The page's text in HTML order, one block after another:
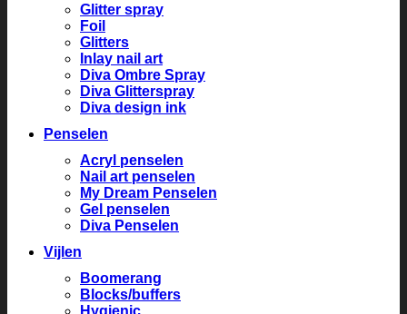
Glitter spray
Foil
Glitters
Inlay nail art
Diva Ombre Spray
Diva Glitterspray
Diva design ink
Penselen
Acryl penselen
Nail art penselen
My Dream Penselen
Gel penselen
Diva Penselen
Vijlen
Boomerang
Blocks/buffers
Hygienic